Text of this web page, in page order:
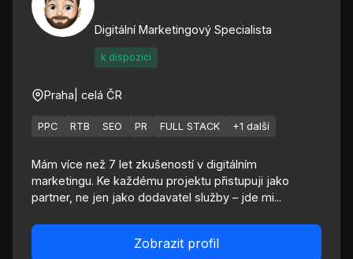
Digitální Marketingový Specialista
k dispozici
Praha | celá ČR
PPC RTB SEO PR FULL STACK +1 další
Mám více než 7 let zkušeností v digitálním
marketingu. Ke každému projektu přistupuji jako
partner, ne jen jako dodavatel služby – jde mi...
Zobrazit profil